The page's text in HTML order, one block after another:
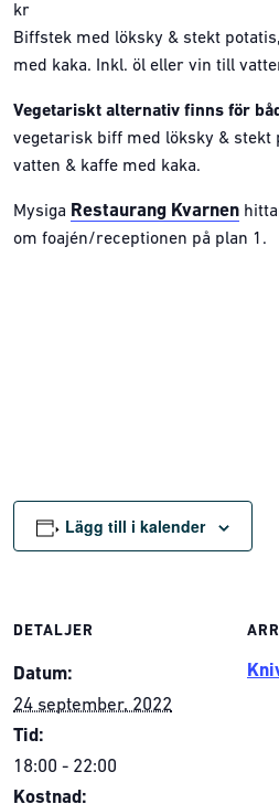
kr
Biffstek med löksky & stekt
med kaka. Inkl. öl eller vin till
Vegetariskt alternativ finns för
vegetarisk biff med löksky & stekt
vatten & kaffe med kaka.
Mysiga Restaurang Kvarnen
om foajén/receptionen på plan 1.
Lägg till i kalender
DETALJER
Datum:
24 september, 2022
Tid:
18:00 - 22:00
Kostnad: